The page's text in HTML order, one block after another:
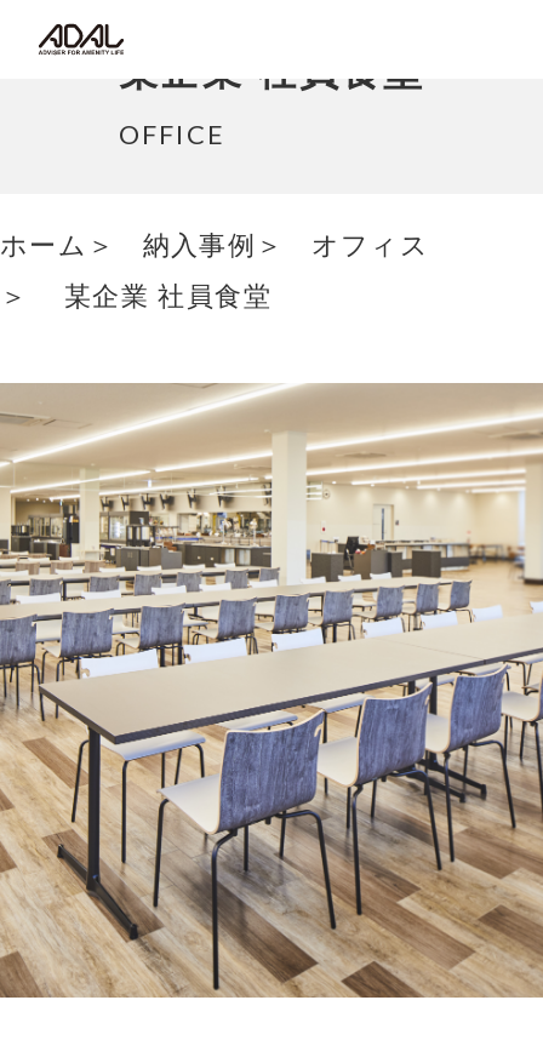
コラム
最新情報/ニュース
某企業 社員食堂
OFFICE
ホーム 納入事例
オフィス
某企業 社員食堂